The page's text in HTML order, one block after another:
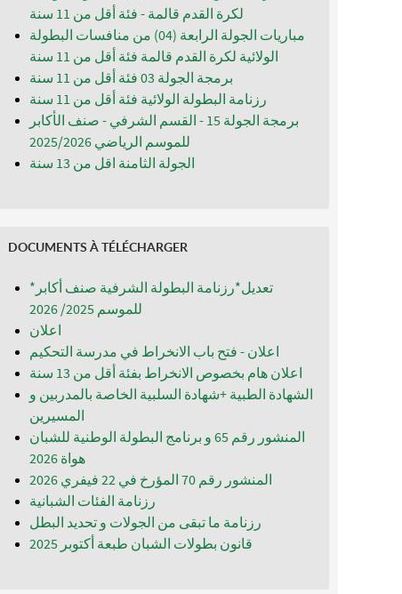
لكرة القدم قالمة - فئة أقل من 11 سنة
مباريات الجولة الرابعة (04) من منافسات البطولة
الولائية لكرة القدم قالمة فئة أقل من 11 سنة
برمجة الجولة 03 فئة أقل من 11 سنة
رزنامة البطولة الولائية فئة أقل من 11 سنة
برمجة الجولة 15 - القسم الشرفي - صنف الأكابر
للموسم الرياضي 2025/2026
الجولة الثامنة اقل من 13 سنة
DOCUMENTS À TÉLÉCHARGER
*تعديل*رزنامة البطولة الشرفية صنف أكابر
للموسم 2025/ 2026
اعلان
اعلان - فتح باب الانخراط في مدرسة التحكيم
اعلان هام بخصوص الانخراط بفئة أقل من 13 سنة
الشهادة الطبية +شهادة السلبية الخاصة بالمدربين و
المسيرين
المنشور رقم 65 و برنامج البطولة الوطنية للشبان
المنشور رقم 70 المؤرخ في 22 فيفري 2026
رزنامة الفئات الشبانية
رزنامة ما تبقى من الجولات و تحديد البطل
قانون بطولات الشبان طبعة أكتوبر 2025